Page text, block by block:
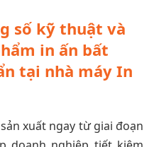
số kỹ thuật và
in ấn bất
tại nhà máy In
xuất ngay từ giai đoạn